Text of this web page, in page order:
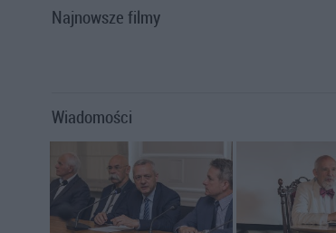
Najnowsze filmy
Wiadomości